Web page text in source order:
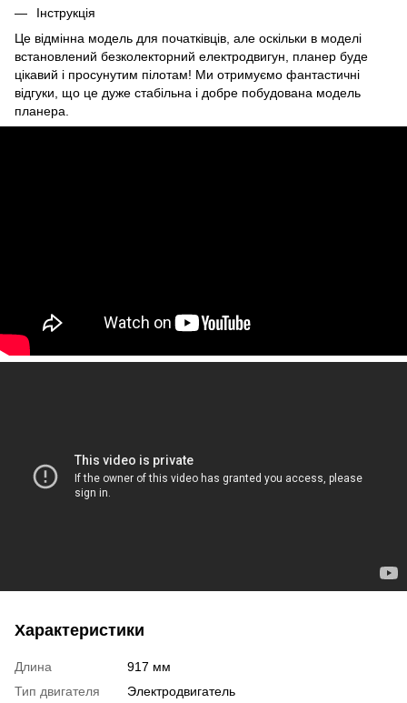
Інструкція
Це відмінна модель для початківців, але оскільки в моделі
встановлений безколекторний електродвигун, планер буде
цікавий і просунутим пілотам! Ми отримуємо фантастичні
відгуки, що це дуже стабільна і добре побудована модель
планера.
Характеристики
Длина
917 мм
Тип двигателя
Электродвигатель